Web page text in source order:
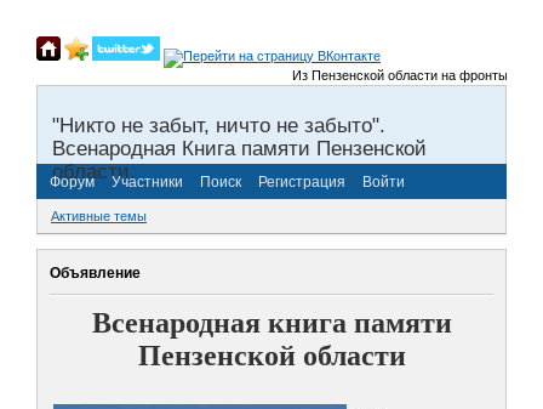
Из Пензенской области на фронты
"Никто не забыт, ничто не забыто".
Всенародная Книга памяти Пензенской
области.
Форум Участники Поиск Регистрация Войти
Активные темы
Объявление
Всенародная книга памяти
Пензенской области